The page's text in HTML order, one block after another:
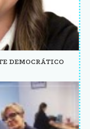
DEMOCRÁTICO